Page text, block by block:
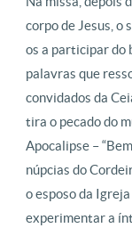
corpo de Jesus, o
os a participar do
palavras que
convidados da
tira o pecado do
Apocalipse –
núpcias do
o esposo da
experimentar a